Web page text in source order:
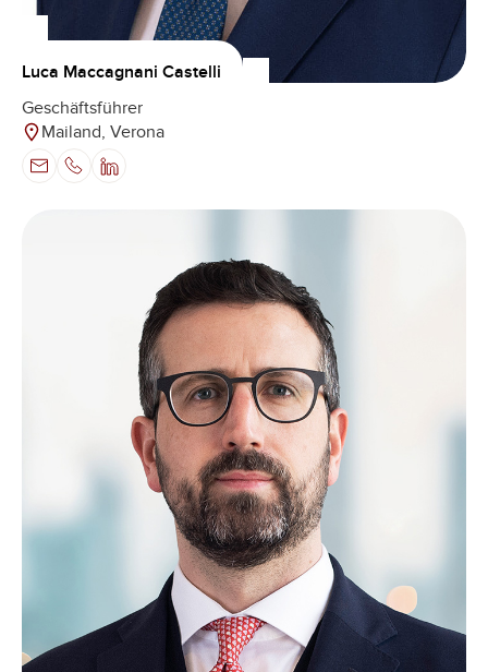
Luca Maccagnani Castelli
Geschäftsführer
Mailand, Verona